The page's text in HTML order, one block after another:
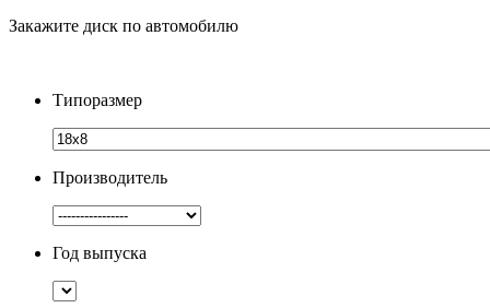
Закажите диск по автомобилю
Типоразмер
Производитель
Год выпуска